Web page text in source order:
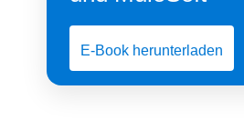
E-Book herunterladen